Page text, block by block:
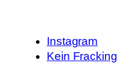
Instagram
Kein Fracking